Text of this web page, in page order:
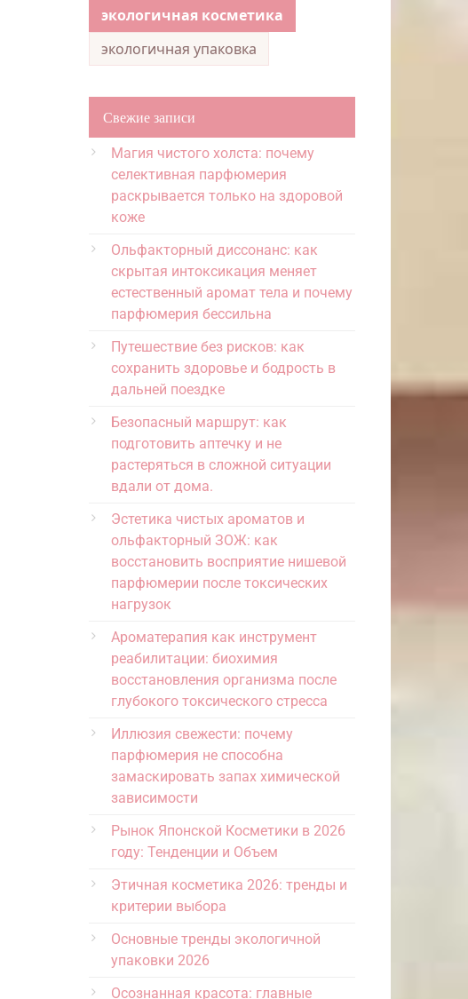
экологичная косметика
экологичная упаковка
Свежие записи
Магия чистого холста: почему
селективная парфюмерия
раскрывается только на здоровой
коже
Ольфакторный диссонанс: как
скрытая интоксикация меняет
естественный аромат тела и почему
парфюмерия бессильна
Путешествие без рисков: как
сохранить здоровье и бодрость в
дальней поездке
Безопасный маршрут: как
подготовить аптечку и не
растеряться в сложной ситуации
вдали от дома.
Эстетика чистых ароматов и
ольфакторный ЗОЖ: как
восстановить восприятие нишевой
парфюмерии после токсических
нагрузок
Ароматерапия как инструмент
реабилитации: биохимия
восстановления организма после
глубокого токсического стресса
Иллюзия свежести: почему
парфюмерия не способна
замаскировать запах химической
зависимости
Рынок Японской Косметики в 2026
году: Тенденции и Объем
Этичная косметика 2026: тренды и
критерии выбора
Основные тренды экологичной
упаковки 2026
Осознанная красота: главные